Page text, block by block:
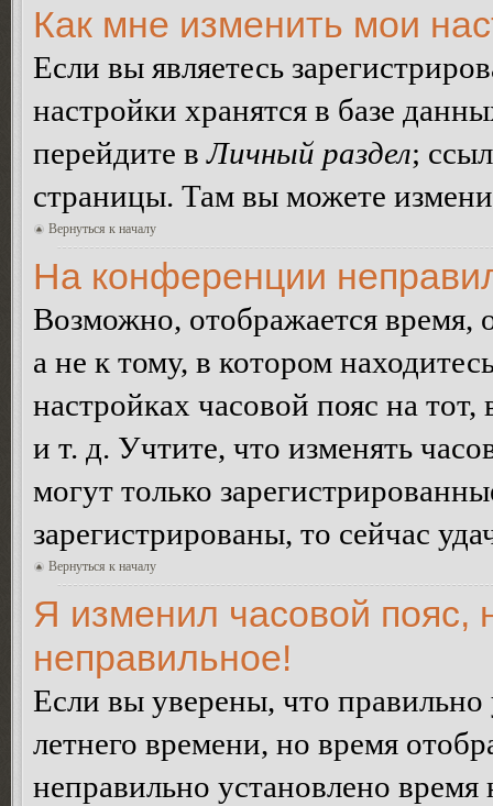
Как мне изменить мои
Если вы являетесь
настройки хранятся в базе
перейдите вЛичный раздел;
страницы. Там вы можете
Вернуться к началу
На конференции
Возможно, отображается время,
а не к тому, в котором
настройках часовой пояс на
и т. д. Учтите, что изменять
могут только
зарегистрированы, то сейчас
Вернуться к началу
Я изменил часовой пояс,
неправильное!
Если вы уверены, что правильно
летнего времени, но время
неправильно установлено